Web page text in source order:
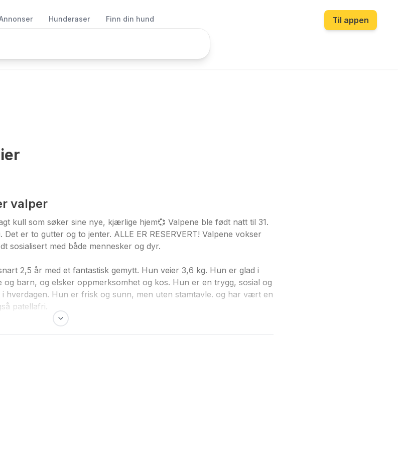
Hunderaser Finn din hund Til appen
valper
kull som søker sine nye, kjærlige hjem💞 Valpene ble født natt til 31.
er to gutter og to jenter. ALLE ER RESERVERT! Valpene vokser
sosialisert med både mennesker og dyr.
2,5 år med et fantastisk gemytt. Hun veier 3,6 kg. Hun er glad i
barn, og elsker oppmerksomhet og kos. Hun er en trygg, sosial og
hverdagen. Hun er frisk og sunn, men uten stamtavle. og har vært en
patellafri.
er med på alt fra lange fjellturer til fisketurer i båt.
gjør rasen populær hos mange. Yorkier er også allergivennlige.
fin og flokefri.